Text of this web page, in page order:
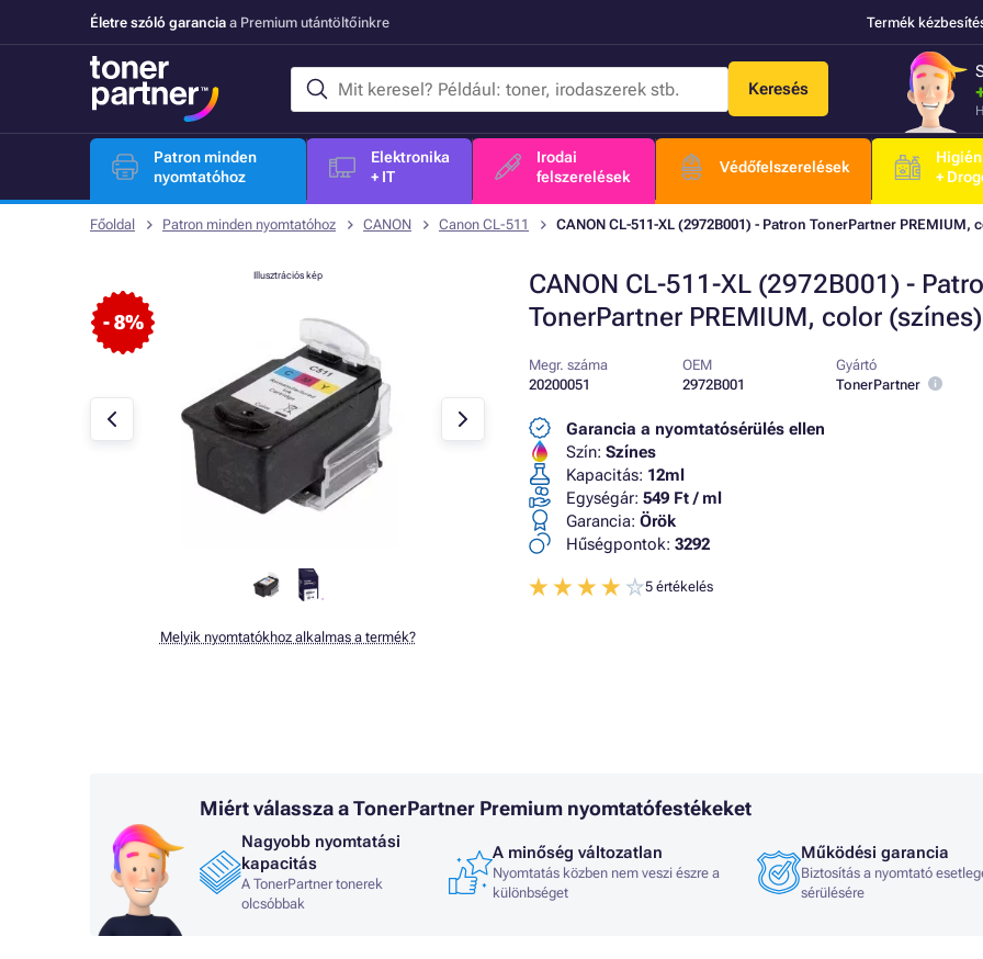
Életre szóló garancia a Premium utántöltőinkre Termék
Keresés
Patron minden
nyomtatóhoz
Elektronika
+ IT
Irodai
felszerelések
Védőfelszerelések
+
Főoldal Patron minden nyomtatóhoz CANON Canon CL-511 CANON CL-511-XL (2972B001) - Patron TonerPartner PREMIUM,
CANON CL-511-XL (2972B001) -
TonerPartner PREMIUM, color (színes)
- 8%
Illusztrációs kép
Melyik nyomtatókhoz alkalmas a termék?
Megr. száma
20200051
OEM
2972B001
Gyártó
TonerPartner
Garancia a nyomtatósérülés ellen
Szín: Színes
Kapacitás: 12ml
Egységár: 549 Ft / ml
Garancia: Örök
Hűségpontok: 3292
5 értékelés
Miért válassza a TonerPartner Premium nyomtatófestékeket
Nagyobb nyomtatási
kapacitás
A TonerPartner tonerek
olcsóbbak
A minőség változatlan
Nyomtatás közben nem veszi észre a
különbséget
Működési garancia
Biztosítás a nyomtató
sérülésére